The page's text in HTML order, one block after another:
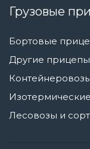
Грузовые
Бортовые
Другие прицепы
Лесовозы и